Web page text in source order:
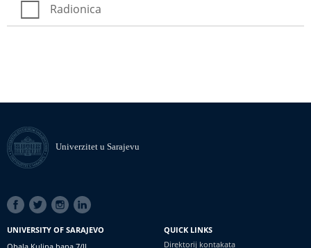
Radionica
Univerzitet u Sarajevu
SOCIAL
LINKS
UNIVERSITY OF SARAJEVO
QUICK LINKS
Direktorij kontakata